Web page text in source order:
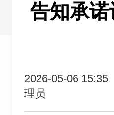
告知承
2026-05-06 15:35
理员